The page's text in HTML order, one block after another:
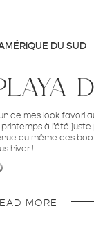
DU SUD
de mes look favori
printemps à l’été
ou même des
hiver !
MORE